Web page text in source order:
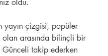
oldu.
yayın çizgisi, popüler
olan arasında bilinçli bir
Günceli takip ederken